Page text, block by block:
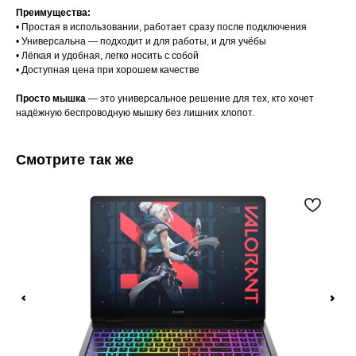
Преимущества:
• Простая в использовании, работает сразу после подключения
• Универсальна — подходит и для работы, и для учёбы
• Лёгкая и удобная, легко носить с собой
• Доступная цена при хорошем качестве
Просто мышка — это универсальное решение для тех, кто хочет
надёжную беспроводную мышку без лишних хлопот.
Смотрите так же